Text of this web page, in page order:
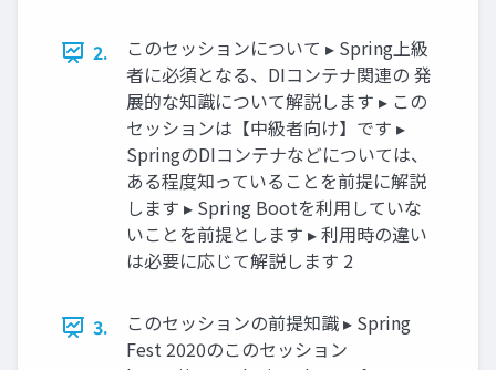
2.
このセッションについて ▸ Spring上級
者に必須となる、DIコンテナ関連の 発
展的な知識について解説します ▸ この
セッションは【中級者向け】です ▸
SpringのDIコンテナなどについては、
ある程度知っていることを前提に解説
します ▸ Spring Bootを利用していな
いことを前提とします ▸ 利用時の違い
は必要に応じて解説します 2
3.
このセッションの前提知識 ▸ Spring
Fest 2020のこのセッション